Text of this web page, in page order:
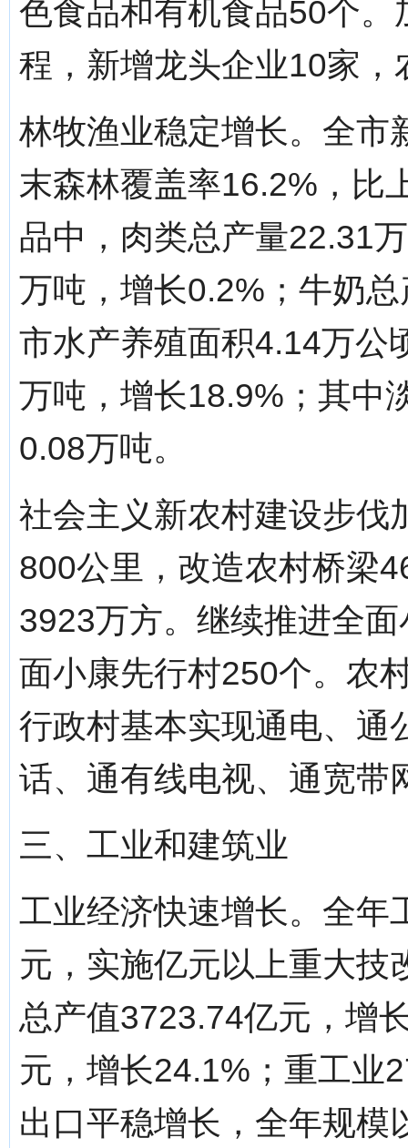
色食品和有机食品50个
程，新增龙头企业10家，
林牧渔业稳定增长。全市
末森林覆盖率16.2%，比
品中，肉类总产量22.31
万吨，增长0.2%；牛奶
市水产养殖面积4.14万公
万吨，增长18.9%；其中
0.08万吨。
社会主义新农村建设步伐
800公里，改造农村桥梁
3923万方。继续推进全面
面小康先行村250个。农
行政村基本实现通电、通
话、通有线电视、通宽带
三、工业和建筑业
工业经济快速增长。全年
元，实施亿元以上重大技
总产值3723.74亿元，增
元，增长24.1%；重工业
出口平稳增长，全年规模